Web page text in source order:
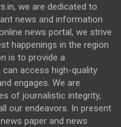
we are dedicated to
news and information
news portal, we strive
happenings in the region
is to provide a
access high-quality
engages. We are
of journalistic integrity,
our endeavors. In present
paper and news